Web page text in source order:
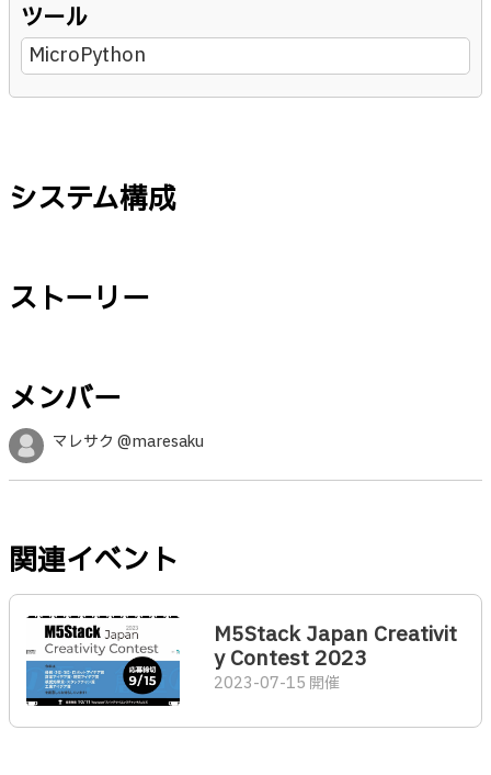
ツール
MicroPython
システム構成
ストーリー
メンバー
マレサク @maresaku
関連イベント
M5Stack Japan Creativit
y Contest 2023
2023-07-15 開催